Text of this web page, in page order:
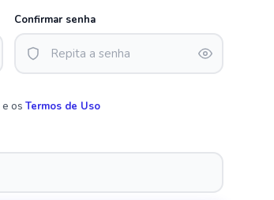
Confirmar senha
e os Termos de Uso